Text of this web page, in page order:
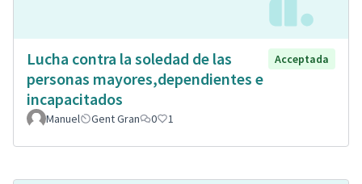
Lucha contra la soledad de las
personas mayores,dependientes e
incapacitados
Acceptada
Manuel Gent Gran 0 1